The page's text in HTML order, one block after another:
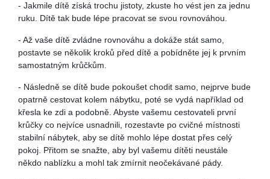
- Jakmile dítě získá trochu jistoty, zkuste ho vést jen za jednu
ruku. Dítě tak bude lépe pracovat se svou rovnováhou.
- Až vaše dítě zvládne rovnováhu a dokáže stát samo,
postavte se několik kroků před dítě a pobídněte jej k prvním
samostatným krůčkům.
- Následně se dítě bude pokoušet chodit samo, nejprve bude
opatrně cestovat kolem nábytku, poté se vydá například od
křesla ke zdi a podobně. Abyste vašemu cestovateli první
krůčky co nejvíce usnadnili, rozestavte po cvičné místnosti
stabilní nábytek, aby se dítě mohlo lépe dostat přes celý
pokoj. Přitom se snažte, aby byl vašemu dítěti neustále
někdo nablízku a mohl tak zmírnit neočekávané pády.